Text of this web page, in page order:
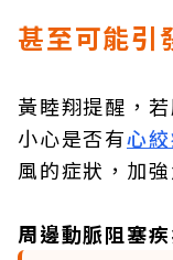
甚至可能引
黃睦翔提醒，
小心是否有心
風的症狀，加
周邊動脈阻塞